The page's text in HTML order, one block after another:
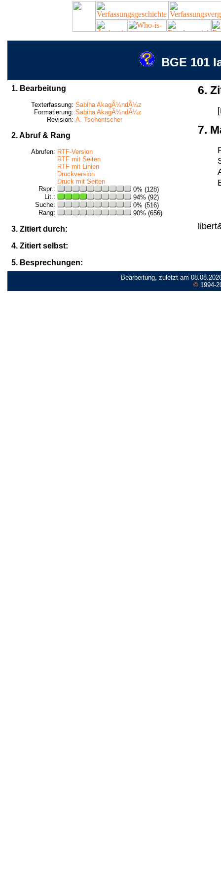
BGE 101
1. Bearbeitung
Texterfassung: Sabiha AkagÃ¼ndÃ¼z
Formatierung: Sabiha AkagÃ¼ndÃ¼z
Revision: A. Tschentscher
2. Abruf & Rang
Abrufen: RTF-Version
RTF mit Seiten
RTF mit Linien
Druckversion
Druck mit Seiten
Rspr.:
0% (128)
Lit.:
94% (92)
Suche:
0% (516)
Rang:
90% (656)
3. Zitiert durch:
4. Zitiert selbst:
5. Besprechungen:
6.
7.
Bearbeitung, zuletzt am
©1994-